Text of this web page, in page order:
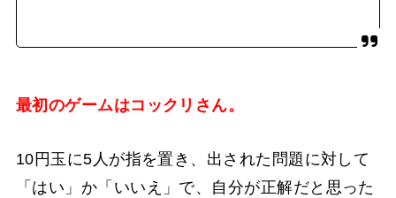
最初のゲームはコックリさん。
10円玉に5人が指を置き、出された問題に対して
「はい」か「いいえ」で、自分が正解だと思った